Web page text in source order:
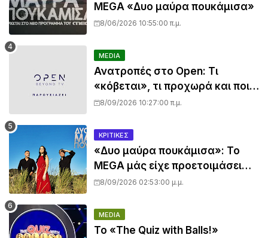
MEGA «Δυο μαύρα πουκάμισα»
8/06/2026 10:55:00 π.μ.
MEDIA
Ανατροπές στο Open: Τι
«κόβεται», τι προχωρά και ποια
εκπομπή μπαίνει στον πάγο
8/09/2026 10:27:00 π.μ.
ΚΡΙΤΙΚΈΣ
«Δυο μαύρα πουκάμισα»: Το
MEGA μάς είχε προετοιμάσει
για πολλά… το πρώτο τρέιλερ
8/09/2026 02:53:00 μ.μ.
MEDIA
Το «The Quiz with Balls!»